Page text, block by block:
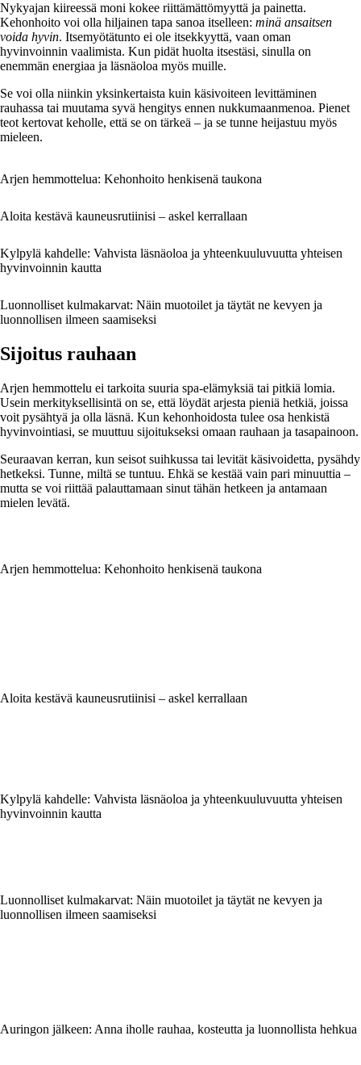
Nykyajan kiireessä moni kokee riittämättömyyttä ja painetta.
Kehonhoito voi olla hiljainen tapa sanoa itselleen: minä ansaitsen
voida hyvin. Itsemyötätunto ei ole itsekkyyttä, vaan oman
hyvinvoinnin vaalimista. Kun pidät huolta itsestäsi, sinulla on
enemmän energiaa ja läsnäoloa myös muille.
Se voi olla niinkin yksinkertaista kuin käsivoiteen levittäminen
rauhassa tai muutama syvä hengitys ennen nukkumaanmenoa. Pienet
teot kertovat keholle, että se on tärkeä – ja se tunne heijastuu myös
mieleen.
Arjen hemmottelua: Kehonhoito henkisenä taukona
Aloita kestävä kauneusrutiinisi – askel kerrallaan
Kylpylä kahdelle: Vahvista läsnäoloa ja yhteenkuuluvuutta yhteisen
hyvinvoinnin kautta
Luonnolliset kulmakarvat: Näin muotoilet ja täytät ne kevyen ja
luonnollisen ilmeen saamiseksi
Sijoitus rauhaan
Arjen hemmottelu ei tarkoita suuria spa-elämyksiä tai pitkiä lomia.
Usein merkityksellisintä on se, että löydät arjesta pieniä hetkiä, joissa
voit pysähtyä ja olla läsnä. Kun kehonhoidosta tulee osa henkistä
hyvinvointiasi, se muuttuu sijoitukseksi omaan rauhaan ja tasapainoon.
Seuraavan kerran, kun seisot suihkussa tai levität käsivoidetta, pysähdy
hetkeksi. Tunne, miltä se tuntuu. Ehkä se kestää vain pari minuuttia –
mutta se voi riittää palauttamaan sinut tähän hetkeen ja antamaan
mielen levätä.
Arjen hemmottelua: Kehonhoito henkisenä taukona
Aloita kestävä kauneusrutiinisi – askel kerrallaan
Kylpylä kahdelle: Vahvista läsnäoloa ja yhteenkuuluvuutta yhteisen
hyvinvoinnin kautta
Luonnolliset kulmakarvat: Näin muotoilet ja täytät ne kevyen ja
luonnollisen ilmeen saamiseksi
Auringon jälkeen: Anna iholle rauhaa, kosteutta ja luonnollista hehkua